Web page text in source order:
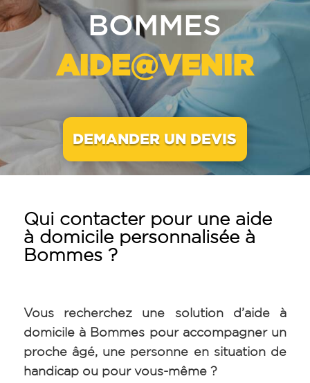
BOMMES
AIDE@VENIR
DEMANDER UN DEVIS
Qui contacter pour une aide
à domicile personnalisée à
Bommes ?
Vous recherchez une solution d’aide à
domicile à Bommes pour accompagner un
proche âgé, une personne en situation de
handicap ou pour vous-même ?